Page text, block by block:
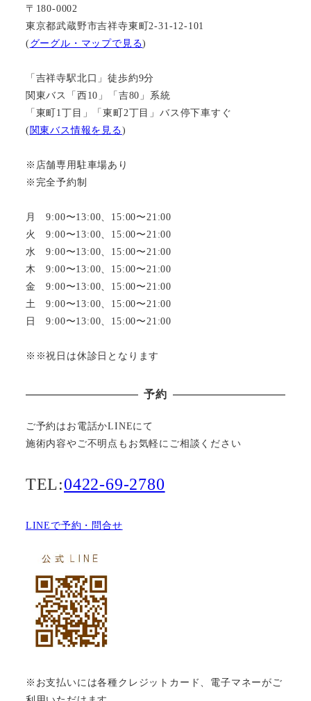
〒180-0002
東京都武蔵野市吉祥寺東町2-31-12-101
(グーグル・マップで見る)
「吉祥寺駅北口」徒歩約9分
関東バス「西10」「吉80」系統
「東町1丁目」「東町2丁目」バス停下車すぐ
(関東バス情報を見る)
※店舗専用駐車場あり
※完全予約制
月 9:00〜13:00、15:00〜21:00
火 9:00〜13:00、15:00〜21:00
水 9:00〜13:00、15:00〜21:00
木 9:00〜13:00、15:00〜21:00
金 9:00〜13:00、15:00〜21:00
土 9:00〜13:00、15:00〜21:00
日 9:00〜13:00、15:00〜21:00
※※祝日は休診日となります
予約
ご予約はお電話かLINEにて
施術内容やご不明点もお気軽にご相談ください
TEL:0422-69-2780
LINEで予約・問合せ
※お支払いには各種クレジットカード、電子マネーがご